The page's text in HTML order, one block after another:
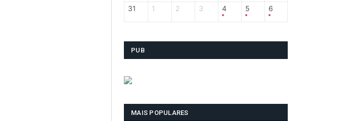
31 1 2 3 4 5 6
PUB
MAIS POPULARES